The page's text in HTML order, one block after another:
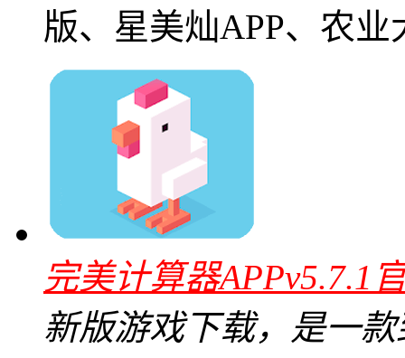
版、星美灿APP、农
完美计算器APPv5.7.1
新版游戏下载，是一